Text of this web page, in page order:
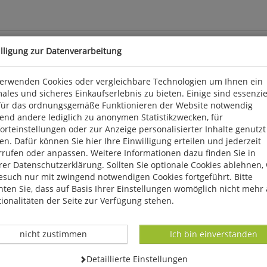
Aufnahmen. Auf der Rückseite eines jeden
über den Standort (inkl. GPS-Daten), Alter, Umfang und
56291 Wiebelsheim, kontakt@quelle-meyer.de
zur Datenverarbeitung
Cookies oder vergleichbare Technologien um Ihnen ein
und sicheres Einkaufserlebnis zu bieten. Einige sind
das ordnungsgemäße Funktionieren der Website notwendig
andere lediglich zu anonymen Statistikzwecken, für
oder zur Anzeige personalisierter Inhalte genutzt
Dafür können Sie hier Ihre Einwilligung erteilen und jederzeit
oder anpassen. Weitere Informationen dazu finden Sie in
Datenschutzerklärung. Sollten Sie optionale Cookies ablehnen,
nur mit zwingend notwendigen Cookies fortgeführt. Bitte
Sie, dass auf Basis Ihrer Einstellungen womöglich nicht mehr
der Seite zur Verfügung stehen.
Datenverarbeitung -
Ich bin einverstanden
Datenverarbeitung -
nicht zustimmen
Datenverarbeitung -
Detaillierte Einstellungen